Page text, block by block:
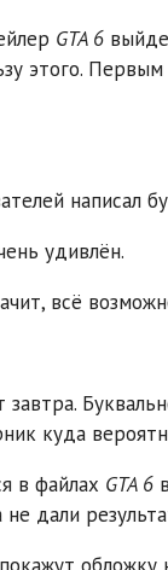
GTA 6
этого.
написал
удивлён.
всё
куда
в файлах GTA 6
дали